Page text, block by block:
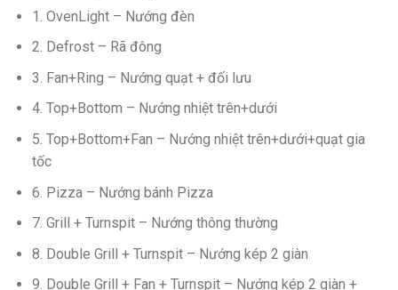
1. OvenLight – Nướng đèn
2. Defrost – Rã đông
3. Fan+Ring – Nướng quạt + đối lưu
4. Top+Bottom – Nướng nhiệt trên+dưới
5. Top+Bottom+Fan – Nướng nhiệt trên+dưới+quạt gia
tốc
6. Pizza – Nướng bánh Pizza
7. Grill + Turnspit – Nướng thông thường
8. Double Grill + Turnspit – Nướng kép 2 giàn
9. Double Grill + Fan + Turnspit – Nướng kép 2 giàn +